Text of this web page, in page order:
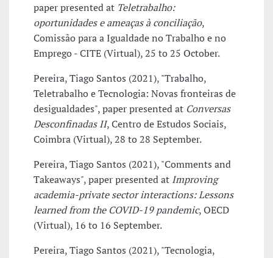
paper presented at Teletrabalho:
oportunidades e ameaças à conciliação,
Comissão para a Igualdade no Trabalho e no
Emprego - CITE (Virtual), 25 to 25 October.
Pereira, Tiago Santos (2021), "Trabalho,
Teletrabalho e Tecnologia: Novas fronteiras de
desigualdades", paper presented at Conversas
Desconfinadas II, Centro de Estudos Sociais,
Coimbra (Virtual), 28 to 28 September.
Pereira, Tiago Santos (2021), "Comments and
Takeaways", paper presented at Improving
academia-private sector interactions: Lessons
learned from the COVID-19 pandemic, OECD
(Virtual), 16 to 16 September.
Pereira, Tiago Santos (2021), "Tecnologia,